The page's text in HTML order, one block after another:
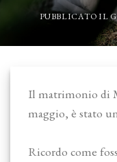
PUBBLICATO IL
Il matrimonio di
maggio, è stato
Ricordo come